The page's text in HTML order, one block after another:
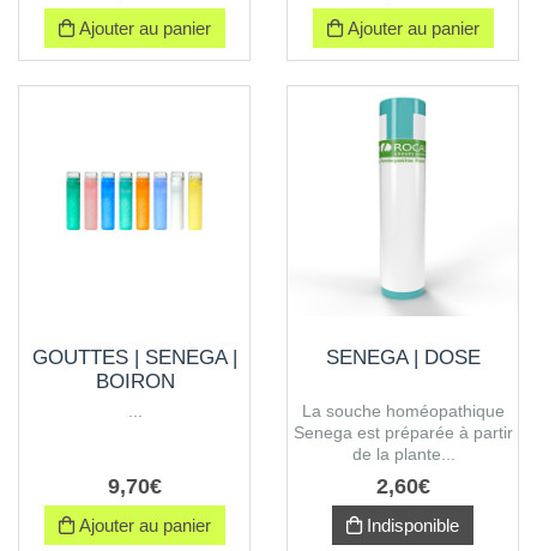
Ajouter au panier Ajouter au panier
GOUTTES | SENEGA |
BOIRON
9,70€
Ajouter au panier
SENEGA | DOSE
La souche homéopathique
Senega est préparée à partir
de la plante...
2,60€
Indisponible